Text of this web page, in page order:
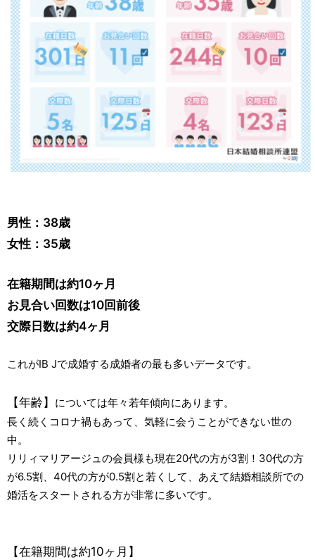
男性：38歳
女性：35歳
在籍期間は約10ヶ月
お見合い回数は10回前後
交際日数は約4ヶ月
これがIB Jで成婚する成婚者の最も多いデータです。
【年齢】
については年々若年傾向にあります。
長く続くコロナ禍もあって、気軽に会うことができない世の
中。
リリィマリアージュの会員様も現在20代の方が3割！30代の方
が6.5割、40代の方が0.5割と若くして、あえて結婚相談所での
婚活をスタートされる方が非常に多いです。
【在籍期間は約10ヶ月】